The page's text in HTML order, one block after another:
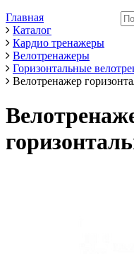
Главная
Каталог
Кардио тренажеры
Велотренажеры
Горизонтальные
Велотренажер